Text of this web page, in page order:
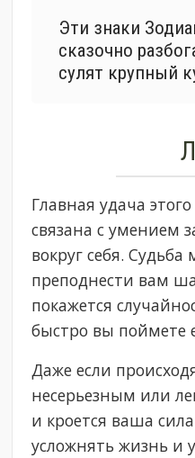
Эти знаки
сказочно
сулят крупный
Главная удача
связана с умением
вокруг себя.
преподнести вам
покажется
быстро вы поймете
Даже если
несерьезным или
и кроется ваша
усложнять жизнь и